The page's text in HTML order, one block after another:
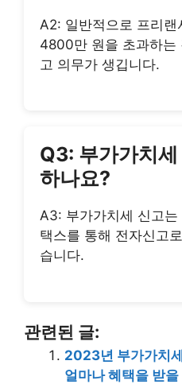
A2: 일반적으로 프리랜
4800만 원을 초과하는
고 의무가 생깁니다.
Q3: 부가가치
하나요?
A3: 부가가치세 신고
택스를 통해 전자신고
습니다.
관련된 글:
2023년 부가가치
얼마나 혜택을 받